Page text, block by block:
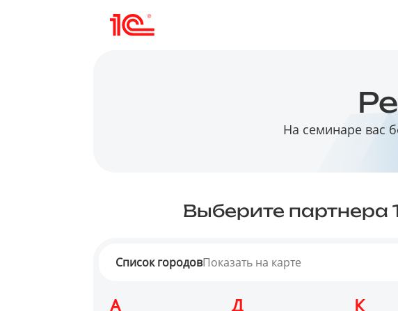
На семинаре вас
Выберите
Список городовПоказать на карте
А Д К